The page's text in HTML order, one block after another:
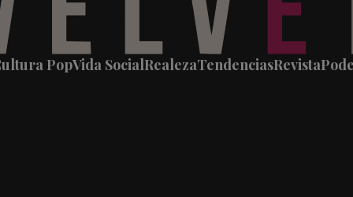
PopVida SocialRealezaTendenciasRevista